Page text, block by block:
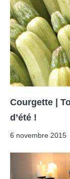
Courgette |
d’été !
6 novembre 2015